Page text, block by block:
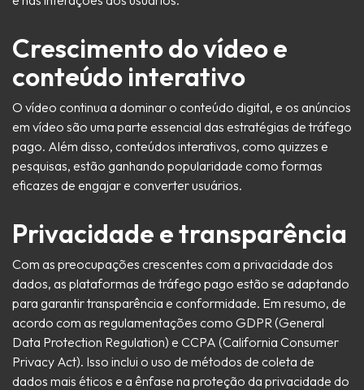
Crescimento do vídeo e
conteúdo interativo
O vídeo continua a dominar o conteúdo digital, e os anúncios
em vídeo são uma parte essencial das estratégias de tráfego
pago. Além disso, conteúdos interativos, como quizzes e
pesquisas, estão ganhando popularidade como formas
eficazes de engajar e converter usuários.
Privacidade e transparência
Com as preocupações crescentes com a privacidade dos
dados, as plataformas de tráfego pago estão se adaptando
para garantir transparência e conformidade. Em resumo, de
acordo com as regulamentações como GDPR (General
Data Protection Regulation) e CCPA (California Consumer
Privacy Act). Isso inclui o uso de métodos de coleta de
dados mais éticos e a ênfase na proteção da privacidade do